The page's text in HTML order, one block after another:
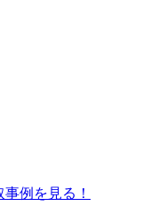
例を見る！